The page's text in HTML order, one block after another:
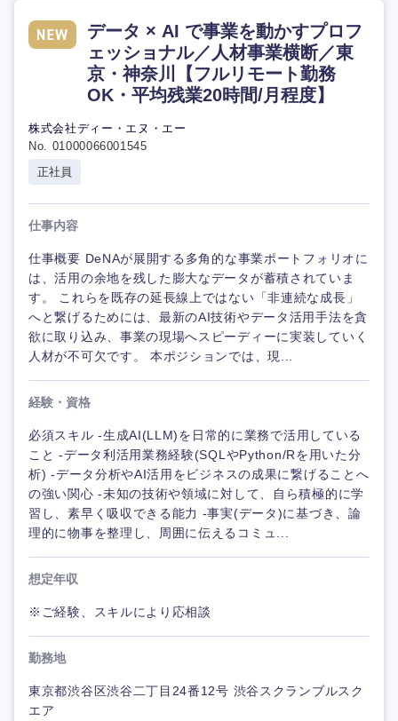
データ × AI で事業を動かすプロフ
ェッショナル／人材事業横断／東
京・神奈川【フルリモート勤務
OK・平均残業20時間/月程度】
株式会社ディー・エヌ・エー
No. 01000066001545
正社員
仕事内容
仕事概要 DeNAが展開する多角的な事業ポートフォリオに
は、活用の余地を残した膨大なデータが蓄積されていま
す。 これらを既存の延長線上ではない「非連続な成長」
へと繋げるためには、最新のAI技術やデータ活用手法を貪
欲に取り込み、事業の現場へスピーディーに実装していく
人材が不可欠です。 本ポジションでは、現...
経験・資格
必須スキル -生成AI(LLM)を日常的に業務で活用している
こと -データ利活用業務経験(SQLやPython/Rを用いた分
析) -データ分析やAI活用をビジネスの成果に繋げることへ
の強い関心 -未知の技術や領域に対して、自ら積極的に学
習し、素早く吸収できる能力 -事実(データ)に基づき、論
理的に物事を整理し、周囲に伝えるコミュ...
想定年収
※ご経験、スキルにより応相談
勤務地
東京都渋谷区渋谷二丁目24番12号 渋谷スクランブルスク
エア